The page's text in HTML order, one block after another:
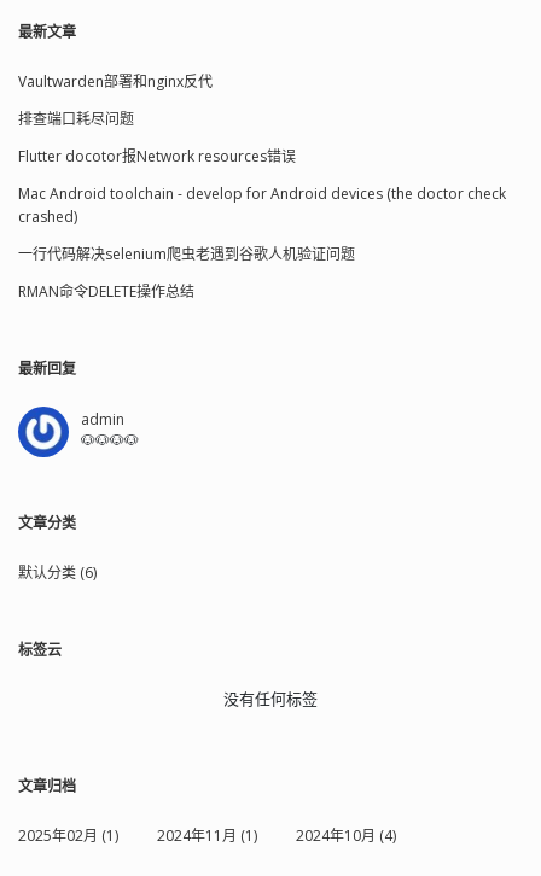
最新文章
Vaultwarden部署和nginx反代
排查端口耗尽问题
Flutter docotor报Network resources错误
Mac Android toolchain - develop for Android devices (the doctor check
crashed)
一行代码解决selenium爬虫老遇到谷歌人机验证问题
RMAN命令DELETE操作总结
最新回复
admin
🐶🐶🐶🐶
文章分类
默认分类 (6)
标签云
没有任何标签
文章归档
2025年02月 (1) 2024年11月 (1) 2024年10月 (4)